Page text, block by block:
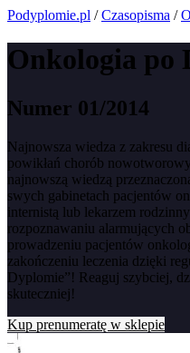
Podyplomie.pl /Czasopisma /
Onkologia po
Numer 01/2014
Najnowsza wiedza z zakresu
powikłań chorób
najnowszą wiedzą
swych gabinetach pacjentów
internistą lub lekarzem
rozpoznawaniu alarmujących
prowadzeniu pacjentów
zakończeniu leczenia dzięki
Dyplomie”! Reaguj szybciej,
skuteczniej!
Kup prenumeratę w sklepie